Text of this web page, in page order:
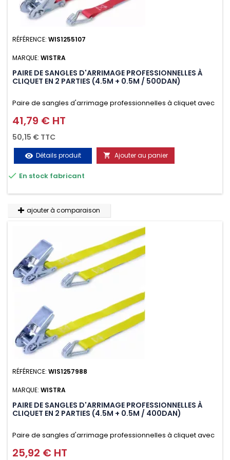
RÉFÉRENCE: WIS1255107
MARQUE: WISTRA
PAIRE DE SANGLES D'ARRIMAGE PROFESSIONNELLES À
CLIQUET EN 2 PARTIES (4.5M + 0.5M / 500DAN)
Paire de sangles d'arrimage professionnelles à cliquet avec
crochet en 2 parties (4.5M + 0.5M / 500daN), simple et rapide
d'utilisation. Permet d'arrimer et de sécuriser vos
chargements pendant le transport. Matière polyester très
résistante aux UV et aux variations de températures,
n'absorbe pas l'eau.
Prix
41,79 € HT
50,15 € TTC
visibility Détails produit  Ajouter au panier
 En stock fabricant
ajouter à comparaison
RÉFÉRENCE: WIS1257988
MARQUE: WISTRA
PAIRE DE SANGLES D'ARRIMAGE PROFESSIONNELLES À
CLIQUET EN 2 PARTIES (4.5M + 0.5M / 400DAN)
Paire de sangles d'arrimage professionnelles à cliquet avec
crochet en 2 parties (4.5M + 0.5M / 400daN), simple et rapide
Prix
25,92 € HT